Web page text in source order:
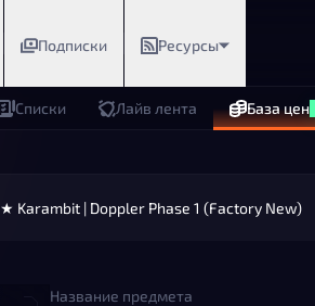
Подписки Ресурсы
Списки Лайв лента База цен
★ Karambit | Doppler Phase 1 (Factory New)
Название предмета